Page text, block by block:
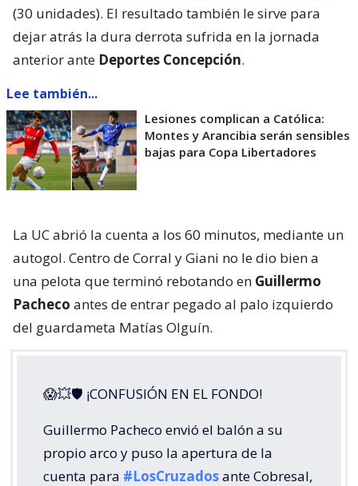
(30 unidades). El resultado también le sirve para
dejar atrás la dura derrota sufrida en la jornada
anterior ante Deportes Concepción.
Lee también...
Lesiones complican a Católica:
Montes y Arancibia serán sensibles
bajas para Copa Libertadores
La UC abrió la cuenta a los 60 minutos, mediante un
autogol. Centro de Corral y Giani no le dio bien a
una pelota que terminó rebotando en Guillermo
Pacheco antes de entrar pegado al palo izquierdo
del guardameta Matías Olguín.
😱💥🛡 ¡CONFUSIÓN EN EL FONDO!
Guillermo Pacheco envió el balón a su
propio arco y puso la apertura de la
cuenta para #LosCruzadosante Cobresal,